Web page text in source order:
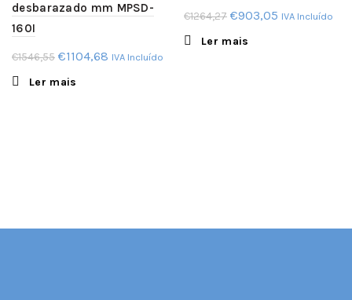
desbarazado mm MPSD-
160I
€1546,55 O
preço
€1104,68 OIVA Incluído
Ler mais
€1264,27 O
preço
€903,05 OIVA Incluído
Ler mais